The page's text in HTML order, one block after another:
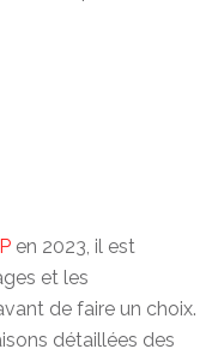
en 2023, il est
et les
de faire un choix.
détaillées des